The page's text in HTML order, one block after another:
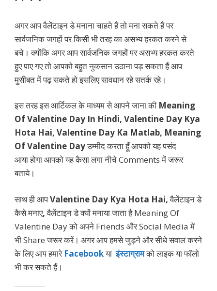
अगर आप वैलेंटाइन डे मनाना चाहते हैं तो मना सकते हैं पर
सार्वजनिक जगहों पर किसी भी तरह का असभ्य हरकत करने से
बचे। क्योंकि अगर आप सार्वजनिक जगहों पर असभ्य हरकत करते
हुए पाए गए तो आपको बहुत नुकसान उठाना पड़ सकता हैं आप
मुसीबत में पढ़ सकते हो इसलिए सावधान रहे सतर्क रहे।
इस तरह इस आर्टिकल के माध्यम से आपने जाना की Meaning
Of Valentine Day In Hindi, Valentine Day Kya
Hota Hai, Valentine Day Ka Matlab, Meaning
Of Valentine Dayउम्मीद करता हूँ आपको यह पसंद
आया होगा आपको यह कैसा लगा नीचे Comments में जरूर
बताये।
साथ ही आपValentine Day Kya Hota Hai,वैलेंटाइन डे
कैसे मनाए,वैलेंटाइन डे क्यों मनाया जाता है Meaning Of
Valentine Day को अपने Friends और Social Media में
भी Share जरूर करें। अगर आप हमसे जुड़ने और सीधे सवाल करने
के लिए आप हमारे Facebookयाइंस्टाग्रामको लाइक या फॉलो
भी कर सकते हैं।